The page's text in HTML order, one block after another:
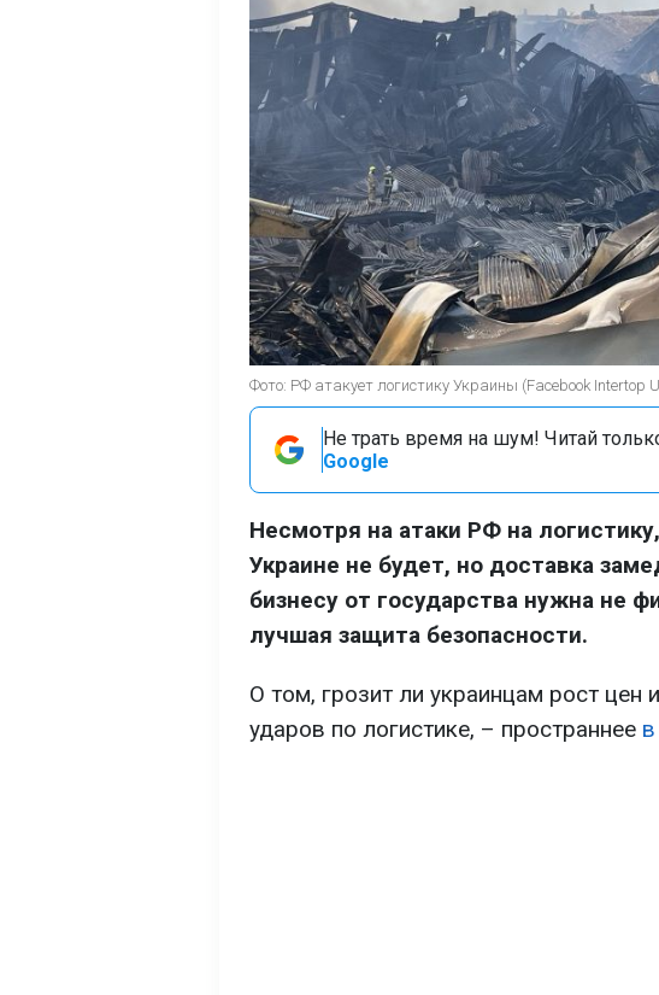
Фото: РФ атакует логистику Украины (Facebook Intertop
Не трать время на шум! Читай
Google
Несмотря на атаки РФ на
Украине не будет, но доставка
бизнесу от государства нужна не
лучшая защита безопасности.
О том, грозит ли украинцам рост цен
ударов по логистике, – пространнее